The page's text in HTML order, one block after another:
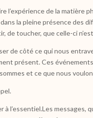
l’expérience de la
la pleine présence des
toucher, que celle-ci
de côté ce qui nous
présent. Ces
et ce que nous
à l’essentiel.Les